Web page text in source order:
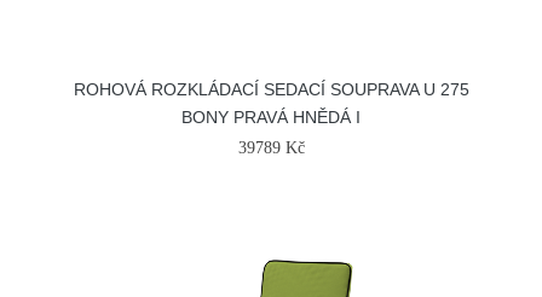
ROHOVÁ ROZKLÁDACÍ SEDACÍ SOUPRAVA U 275
BONY PRAVÁ HNĚDÁ I
39789 Kč